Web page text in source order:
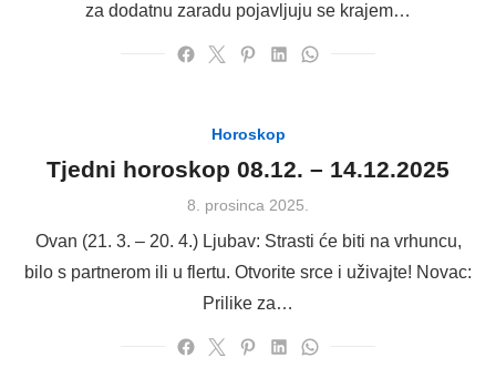
za dodatnu zaradu pojavljuju se krajem…
Horoskop
Tjedni horoskop 08.12. – 14.12.2025
Posted
8. prosinca 2025.
Ovan (21. 3. – 20. 4.) Ljubav: Strasti će biti na vrhuncu,
bilo s partnerom ili u flertu. Otvorite srce i uživajte! Novac:
Prilike za…